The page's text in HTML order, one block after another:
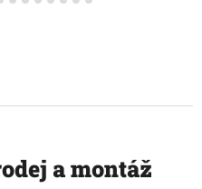
a montáž